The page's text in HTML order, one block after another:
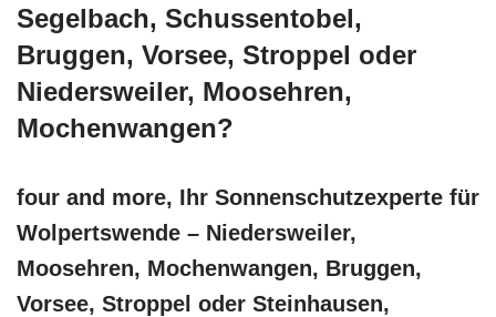
Segelbach, Schussentobel,
Bruggen, Vorsee, Stroppel oder
Niedersweiler, Moosehren,
Mochenwangen?
four and more, Ihr Sonnenschutzexperte für
Wolpertswende – Niedersweiler,
Moosehren, Mochenwangen, Bruggen,
Vorsee, Stroppel oder Steinhausen,